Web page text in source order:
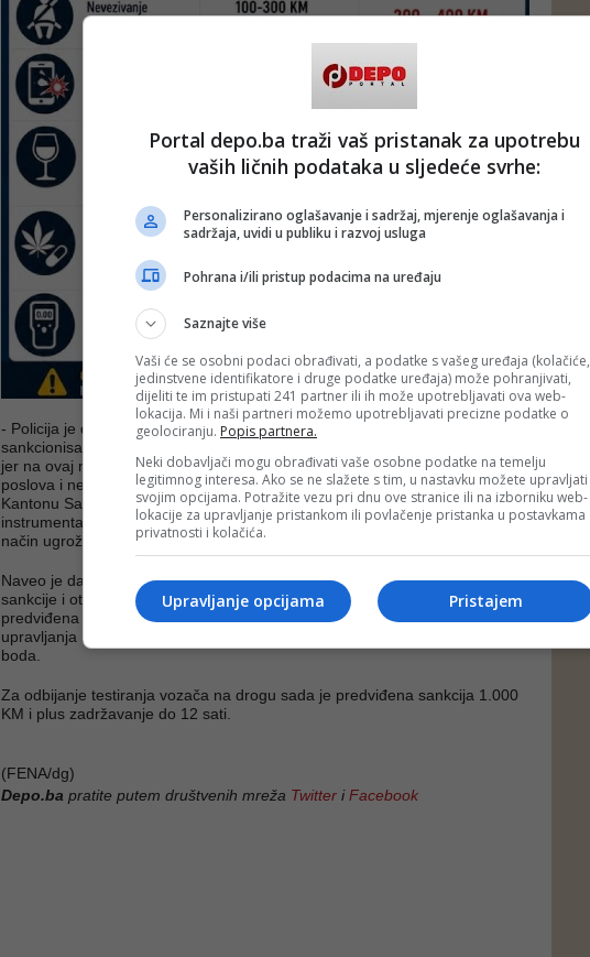
- Policija je dugo čekala ove zakonske izmjene i alate kojima će moći oštrije
sankcionisati obijesnu vožnju, kao i svaki oblik saobraćajne delinkvencije,
jer na ovaj način se spašavaju ljudski životi. Kao ministar unutrašnjih
poslova i neko ko predvodi strategiju u borbi protiv zloupotrebe droga u
Kantonu Sarajevo, posebno sam zahvalan na činjenici da sada imamo novi
instrumentarij u borbi protiv vozača koji voze pod dejstvom droga i na taj
način ugrožavaju sve učesnike u saobraćaju - napisao je u objavi Katica.
Naveo je da su za vožnju pod dejstvom narkotika sada mnogo strožije
sankcije i otvorena je mogućnost tretiranja kao obijesna vožnja, te
predviđena sankcija: 2.000 – 3.000 KM i plus zaštitna mjera zabrane
upravljanja motornim vozilom u trajanju od šest mjeseci i plus dva kaznena
boda.
Za odbijanje testiranja vozača na drogu sada je predviđena sankcija 1.000
KM i plus zadržavanje do 12 sati.
(FENA/dg)
Depo.ba pratite putem društvenih mreža Twitter iFacebook
Portal depo.ba traži vaš pristanak za upotrebu
vaših ličnih podataka u sljedeće svrhe:
Personalizirano oglašavanje i sadržaj, mjerenje oglašavanja i
sadržaja, uvidi u publiku i razvoj usluga
Pohrana i/ili pristup podacima na uređaju
Saznajte više
Vaši će se osobni podaci obrađivati, a podatke s vašeg uređaja (kolačiće,
jedinstvene identifikatore i druge podatke uređaja) može pohranjivati,
dijeliti te im pristupati 241 partner ili ih može upotrebljavati ova web-
lokacija. Mi i naši partneri možemo upotrebljavati precizne podatke o
geolociranju. Popis partnera.
Neki dobavljači mogu obrađivati vaše osobne podatke na temelju
legitimnog interesa. Ako se ne slažete s tim, u nastavku možete upravljati
svojim opcijama. Potražite vezu pri dnu ove stranice ili na izborniku web-
lokacije za upravljanje pristankom ili povlačenje pristanka u postavkama
privatnosti i kolačića.
Pristajem
Upravljanje opcijama